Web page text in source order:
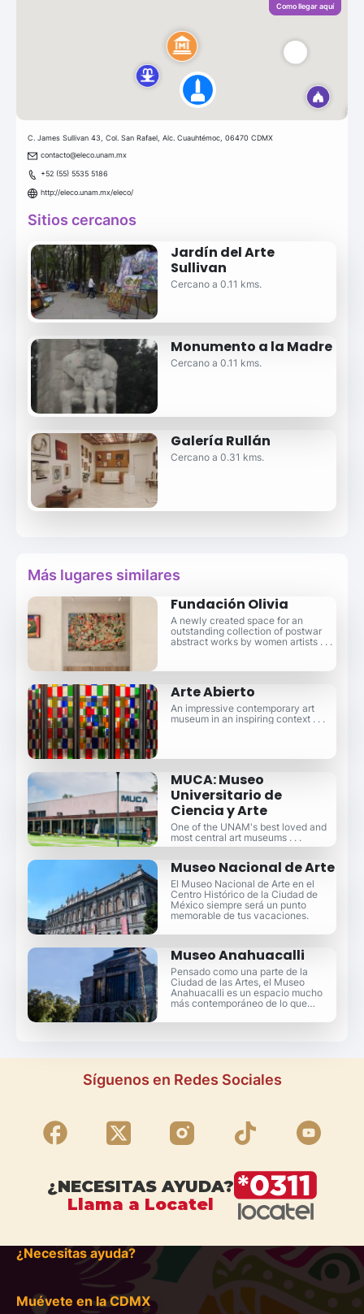
Como llegar aquí
C. James Sullivan 43, Col. San Rafael, Alc. Cuauhtémoc, 06470 CDMX
contacto@eleco.unam.mx
+52 (55) 5535 5186
http://eleco.unam.mx/eleco/
Sitios cercanos
Jardín del Arte
Sullivan
Cercano a 0.11 kms.
Monumento a la Madre
Cercano a 0.11 kms.
Galería Rullán
Cercano a 0.31 kms.
Más lugares similares
Fundación Olivia
A newly created space for an
outstanding collection of postwar
abstract works by women artists . . .
Arte Abierto
An impressive contemporary art
museum in an inspiring context . . .
MUCA: Museo
Universitario de
Ciencia y Arte
One of the UNAM's best loved and
most central art museums . . .
Museo Nacional de Arte
El Museo Nacional de Arte en el
Centro Histórico de la Ciudad de
México siempre será un punto
memorable de tus vacaciones.
Museo Anahuacalli
Pensado como una parte de la
Ciudad de las Artes, el Museo
Anahuacalli es un espacio mucho
más contemporáneo de lo que
Síguenos en Redes Sociales
¿NECESITAS AYUDA?
Llama a Locatel
¿Necesitas ayuda?
Muévete en la CDMX